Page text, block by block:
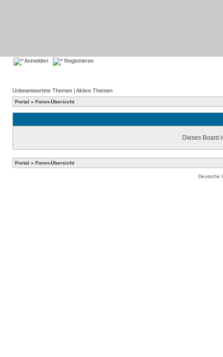
Anmelden Registrieren
Unbeantwortete Themen | Aktive Themen
Portal » Foren-Übersicht
Dieses Board
Portal » Foren-Übersicht
Deutsche